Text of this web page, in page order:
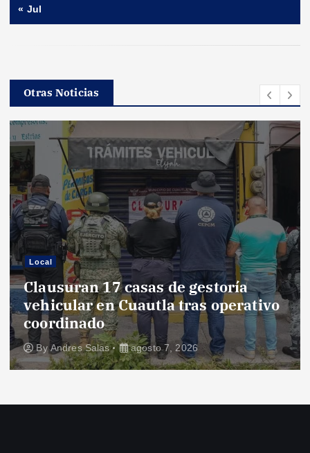
« Jul
Otras Noticias
Local
Clausuran 17 casas de gestoría
vehicular en Cuautla tras operativo
coordinado
ByAndres Salas agosto 7, 2026